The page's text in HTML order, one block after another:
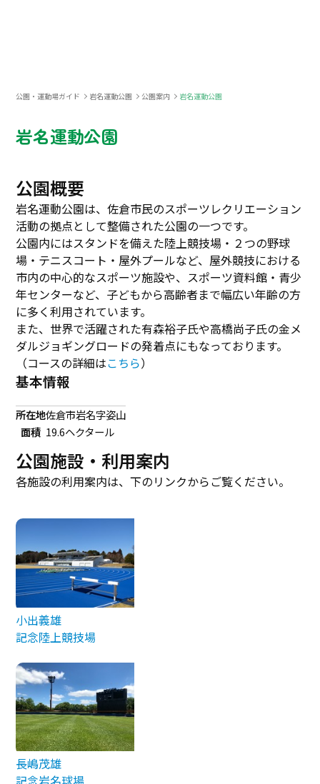
公園・運動場ガイド 岩名運動公園 公園案内 岩名運動公園
岩名運動公園
公園概要
岩名運動公園は、佐倉市民のスポーツレクリエーション
活動の拠点として整備された公園の一つです。
公園内にはスタンドを備えた陸上競技場・２つの野球
場・テニスコート・屋外プールなど、屋外競技における
市内の中心的なスポーツ施設や、スポーツ資料館・青少
年センターなど、子どもから高齢者まで幅広い年齢の方
に多く利用されています。
また、世界で活躍された有森裕子氏や高橋尚子氏の金メ
ダルジョギングロードの発着点にもなっております。
（コースの詳細はこちら）
基本情報
所在地佐倉市岩名字姿山
面積 19.6ヘクタール
公園施設・利用案内
各施設の利用案内は、下のリンクからご覧ください。
小出義雄
記念陸上競技場
長嶋茂雄